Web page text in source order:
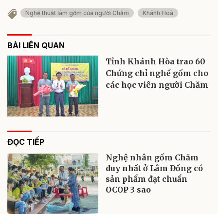
Nghệ thuật làm gốm của người Chăm Khánh Hoà
BÀI LIÊN QUAN
Tỉnh Khánh Hòa trao 60
Chứng chỉ nghề gốm cho
các học viên người Chăm
ĐỌC TIẾP
Nghệ nhân gốm Chăm
duy nhất ở Lâm Đồng có
sản phẩm đạt chuẩn
OCOP 3 sao